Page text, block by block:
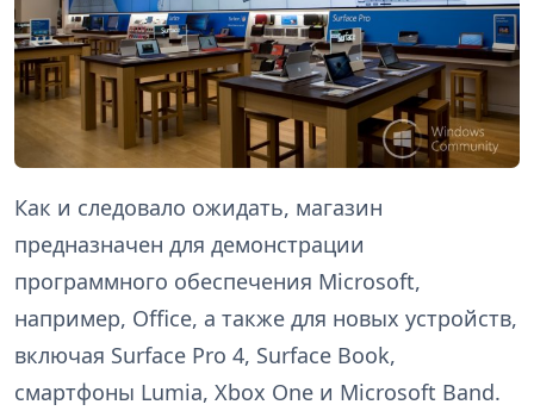
Как и следовало ожидать, магазин
предназначен для демонстрации
программного обеспечения Microsoft,
например, Office, а также для новых устройств,
включая Surface Pro 4, Surface Book,
смартфоны Lumia, Xbox One и Microsoft Band.